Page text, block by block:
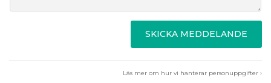
SKICKA MEDDELANDE
Läs mer om hur vi hanterar personuppgifter ›